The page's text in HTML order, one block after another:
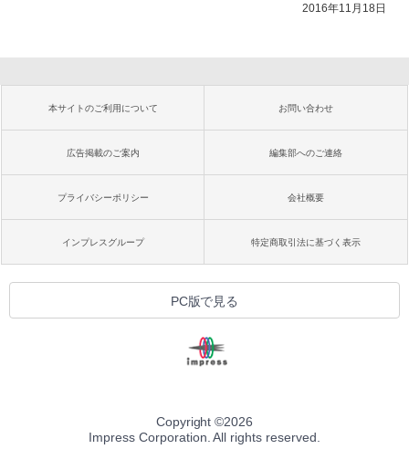
2016年11月18日
本サイトのご利用について お問い合わせ
広告掲載のご案内 編集部へのご連絡
プライバシーポリシー 会社概要
インプレスグループ 特定商取引法に基づく表示
PC版で見る
Copyright ©2026
Impress Corporation. All rights reserved.